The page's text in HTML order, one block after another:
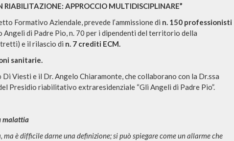
RIABILITAZIONE: APPROCCIO MULTIDISCIPLINARE”
Formativo Aziendale, prevede l’ammissione di n. 150 professionisti
Angeli di Padre Pio, n. 70 per i dipendenti del territorio della
e il rilascio di n. 7 crediti ECM.
sanitarie.
Viesti e il Dr. Angelo Chiaramonte, che collaborano con la Dr.ssa
Presidio riabilitativo extraresidenziale “Gli Angeli di Padre Pio”.
malattia
è difficile darne una definizione; si può spiegare come un allarme che